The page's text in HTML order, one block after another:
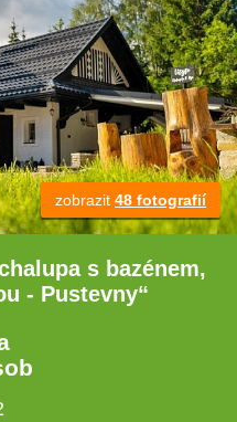
zobrazit 48 fotografií
s bazénem,
- Pustevny“